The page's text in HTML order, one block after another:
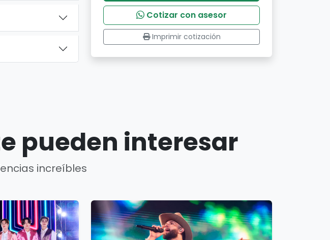
Cotizar con asesor
Imprimir cotización
pueden interesar
increíbles